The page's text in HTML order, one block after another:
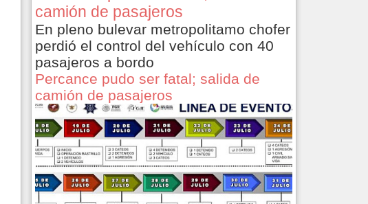
camión de pasajeros
En pleno bulevar metropolitamo chofer
perdió el control del vehículo con 40
pasajeros a bordo
Percance pudo ser fatal; salida de
camión de pasajeros